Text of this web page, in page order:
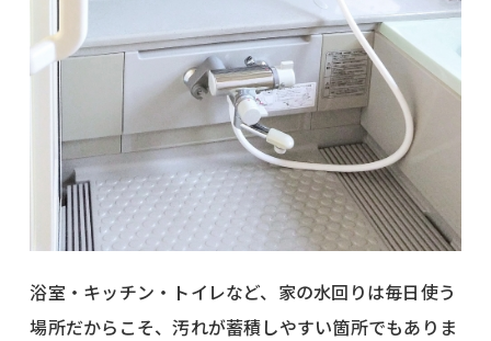
浴室・キッチン・トイレなど、家の水回りは毎日使う
場所だからこそ、汚れが蓄積しやすい箇所でもありま